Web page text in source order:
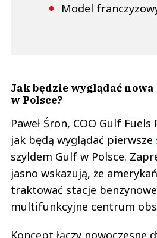
Model
Jak będzie wyglądać
w Polsce?
Paweł Śron, COO Gulf
jak będą wyglądać pierwsze
szyldem Gulf w Polsce.
jasno wskazują, że
traktować stacje
multifunkcyjne centrum
Koncept łączy